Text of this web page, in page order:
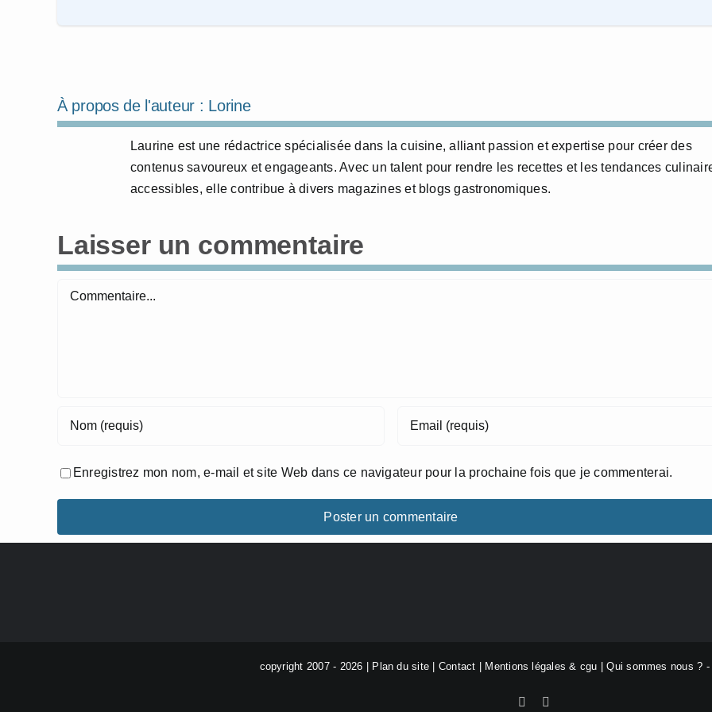
À propos de l'auteur : Lorine
Laurine est une rédactrice spécialisée dans la cuisine, alliant passion et expertise pour créer des
contenus savoureux et engageants. Avec un talent pour rendre les recettes et les tendances
accessibles, elle contribue à divers magazines et blogs gastronomiques.
Laisser un commentaire
Commentaire
Enregistrez mon nom, e-mail et site Web dans ce navigateur pour la prochaine fois que je commenterai.
copyright 2007 - 2026 | Plan du site Contact Mentions légales & cgu |Qui sommes nous ?
Facebook